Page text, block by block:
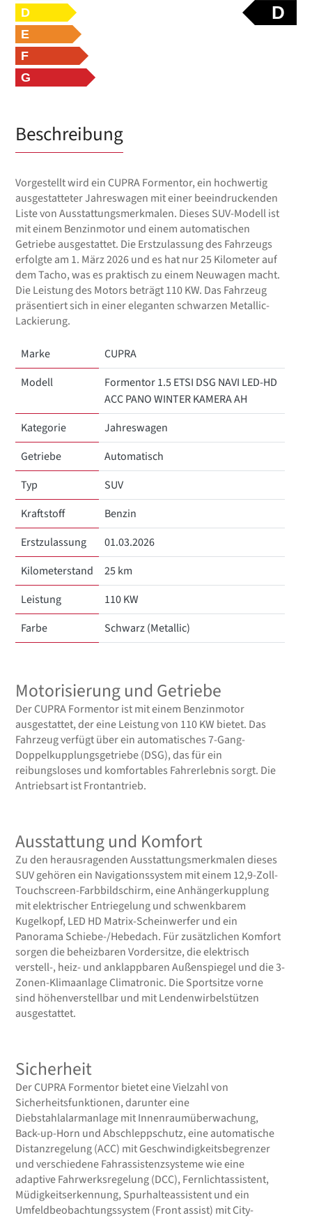
D
D
E
F
G
Beschreibung
Vorgestellt wird ein CUPRA Formentor, ein hochwertig
ausgestatteter Jahreswagen mit einer beeindruckenden
Liste von Ausstattungsmerkmalen. Dieses SUV-Modell ist
mit einem Benzinmotor und einem automatischen
Getriebe ausgestattet. Die Erstzulassung des Fahrzeugs
erfolgte am 1. März 2026 und es hat nur 25 Kilometer auf
dem Tacho, was es praktisch zu einem Neuwagen macht.
Die Leistung des Motors beträgt 110 KW. Das Fahrzeug
präsentiert sich in einer eleganten schwarzen Metallic-
Lackierung.
Marke
CUPRA
Modell
Formentor 1.5 ETSI DSG NAVI LED-HD
ACC PANO WINTER KAMERA AH
Kategorie
Jahreswagen
Getriebe
Automatisch
Typ
SUV
Kraftstoff
Benzin
Erstzulassung
01.03.2026
Kilometerstand
25 km
Leistung
110 KW
Farbe
Schwarz (Metallic)
Motorisierung und Getriebe
Der CUPRA Formentor ist mit einem Benzinmotor
ausgestattet, der eine Leistung von 110 KW bietet. Das
Fahrzeug verfügt über ein automatisches 7-Gang-
Doppelkupplungsgetriebe (DSG), das für ein
reibungsloses und komfortables Fahrerlebnis sorgt. Die
Antriebsart ist Frontantrieb.
Ausstattung und Komfort
Zu den herausragenden Ausstattungsmerkmalen dieses
SUV gehören ein Navigationssystem mit einem 12,9-Zoll-
Touchscreen-Farbbildschirm, eine Anhängerkupplung
mit elektrischer Entriegelung und schwenkbarem
Kugelkopf, LED HD Matrix-Scheinwerfer und ein
Panorama Schiebe-/Hebedach. Für zusätzlichen Komfort
sorgen die beheizbaren Vordersitze, die elektrisch
verstell-, heiz- und anklappbaren Außenspiegel und die 3-
Zonen-Klimaanlage Climatronic. Die Sportsitze vorne
sind höhenverstellbar und mit Lendenwirbelstützen
ausgestattet.
Sicherheit
Der CUPRA Formentor bietet eine Vielzahl von
Sicherheitsfunktionen, darunter eine
Diebstahlalarmanlage mit Innenraumüberwachung,
Back-up-Horn und Abschleppschutz, eine automatische
Distanzregelung (ACC) mit Geschwindigkeitsbegrenzer
und verschiedene Fahrassistenzsysteme wie eine
adaptive Fahrwerksregelung (DCC), Fernlichtassistent,
Müdigkeitserkennung, Spurhalteassistent und ein
Umfeldbeobachtungssystem (Front assist) mit City-